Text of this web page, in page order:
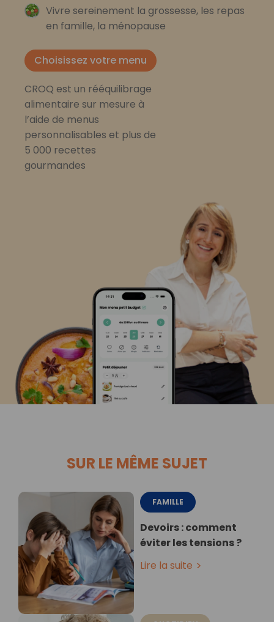
Vivre sereinement la grossesse, les repas
en famille, la ménopause
Choisissez votre menu
CROQ est un rééquilibrage
alimentaire sur mesure à
l’aide de menus
personnalisables et plus de
5 000 recettes
gourmandes
SUR LE MÊME SUJET
FAMILLE
Devoirs : comment
éviter les tensions ?
Lire la suite